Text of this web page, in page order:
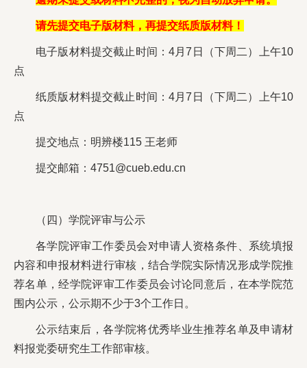
请先提交电子版材料，再提交纸质版材料！
电子版材料提交截止时间：4月7日（下周二）上午10
点
纸质版材料提交截止时间：4月7日（下周二）上午10
点
提交地点：明辨楼115 王老师
提交邮箱：4751@cueb.edu.cn
（四）学院评审与公示
各学院评审工作委员会对申请人资格条件、系统填报
内容和申报材料进行审核，结合学院实际情况形成学院推
荐名单，经学院评审工作委员会讨论同意后，在本学院范
围内公示，公示期不少于3个工作日。
公示结束后，各学院将优秀毕业生推荐名单及申请材
料报党委研究生工作部审核。